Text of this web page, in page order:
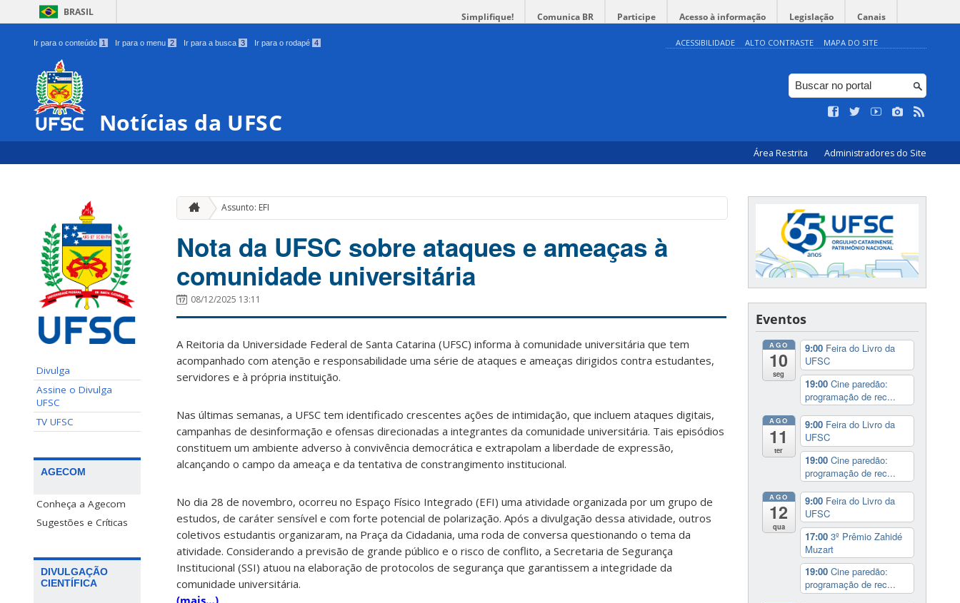
BRASIL Simplifique! Comunica BR Participe Acesso à informação Legislação Canais
Ir para o conteúdo 1 Ir para o menu 2 Ir para a busca 3 Ir para o rodapé 4 ACESSIBILIDADE ALTO CONTRASTE MAPA DO SITE
Notícias da UFSC
Área Restrita Administradores do Site
Divulga
Assine o Divulga
UFSC
TV UFSC
AGECOM
Conheça a Agecom
Sugestões e Críticas
DIVULGAÇÃO
CIENTÍFICA
Assunto: EFI
Nota da UFSC sobre ataques e ameaças à
comunidade universitária
08/12/2025 13:11
A Reitoria da Universidade Federal de Santa Catarina (UFSC) informa à comunidade universitária que tem
acompanhado com atenção e responsabilidade uma série de ataques e ameaças dirigidos contra estudantes,
servidores e à própria instituição.
Nas últimas semanas, a UFSC tem identificado crescentes ações de intimidação, que incluem ataques digitais,
campanhas de desinformação e ofensas direcionadas a integrantes da comunidade universitária. Tais episódios
constituem um ambiente adverso à convivência democrática e extrapolam a liberdade de expressão,
alcançando o campo da ameaça e da tentativa de constrangimento institucional.
No dia 28 de novembro, ocorreu no Espaço Físico Integrado (EFI) uma atividade organizada por um grupo de
estudos, de caráter sensível e com forte potencial de polarização. Após a divulgação dessa atividade, outros
coletivos estudantis organizaram, na Praça da Cidadania, uma roda de conversa questionando o tema da
atividade. Considerando a previsão de grande público e o risco de conflito, a Secretaria de Segurança
Institucional (SSI) atuou na elaboração de protocolos de segurança que garantissem a integridade da
comunidade universitária.
Eventos
AGO
10
seg
9:00 Feira do Livro da
UFSC
19:00 Cine paredão:
programação de rec...
AGO
11
ter
9:00 Feira do Livro da
UFSC
19:00 Cine paredão:
programação de rec...
AGO
12
qua
9:00 Feira do Livro da
UFSC
17:00 3º Prêmio Zahidé
Muzart
19:00 Cine paredão:
programação de rec...